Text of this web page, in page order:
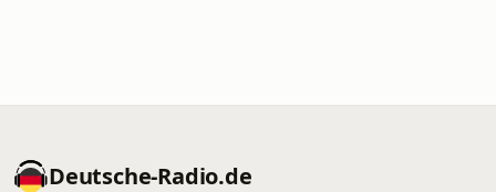
Deutsche-Radio.de